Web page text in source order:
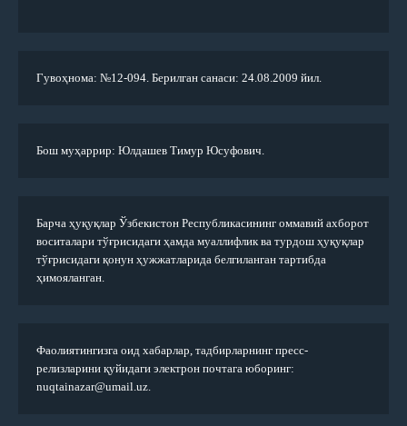
Гувоҳнома: №12-094. Берилган санаси: 24.08.2009 йил.
Бош муҳаррир: Юлдашев Тимур Юсуфович.
Барча ҳуқуқлар Ўзбекистон Республикасининг оммавий ахборот
воситалари тўғрисидаги ҳамда муаллифлик ва турдош ҳуқуқлар
тўғрисидаги қонун ҳужжатларида белгиланган тартибда
ҳимояланган.
Фаолиятингизга оид хабарлар, тадбирларнинг пресс-
релизларини қуйидаги электрон почтага юборинг:
nuqtainazar@umail.uz.